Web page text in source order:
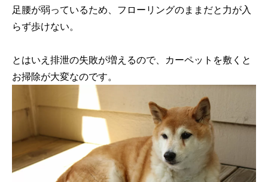
足腰が弱っているため、フローリングのままだと力が入
らず歩けない。
とはいえ排泄の失敗が増えるので、カーペットを敷くと
お掃除が大変なのです。